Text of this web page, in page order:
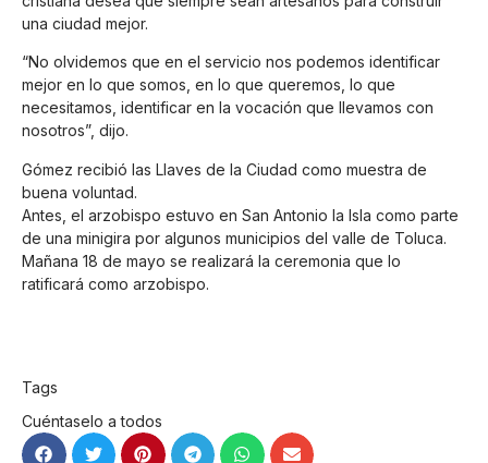
una ciudad mejor.
“No olvidemos que en el servicio nos podemos identificar
mejor en lo que somos, en lo que queremos, lo que
necesitamos, identificar en la vocación que llevamos con
nosotros”, dijo.
Gómez recibió las Llaves de la Ciudad como muestra de
buena voluntad.
Antes, el arzobispo estuvo en San Antonio la Isla como parte
de una minigira por algunos municipios del valle de Toluca.
Mañana 18 de mayo se realizará la ceremonia que lo
ratificará como arzobispo.
Tags
Cuéntaselo a todos